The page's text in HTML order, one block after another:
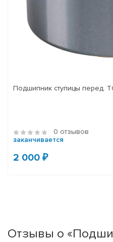
Подшипник ступицы перед.
0 отзывов
заканчивается
2 000 ₽
Отзывы о